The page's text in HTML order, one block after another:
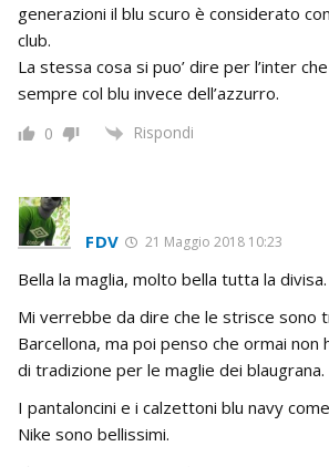
generazioni il blu scuro è considerato
club.
La stessa cosa si puo’ dire per l’inter
sempre col blu invece dell’azzurro.
0 Rispondi
FDV 21 Maggio 2018 10:23
Bella la maglia, molto bella tutta la divisa.
Mi verrebbe da dire che le strisce
Barcellona, ma poi penso che ormai non
di tradizione per le maglie dei blaugrana.
I pantaloncini e i calzettoni blu navy
Nike sono bellissimi.